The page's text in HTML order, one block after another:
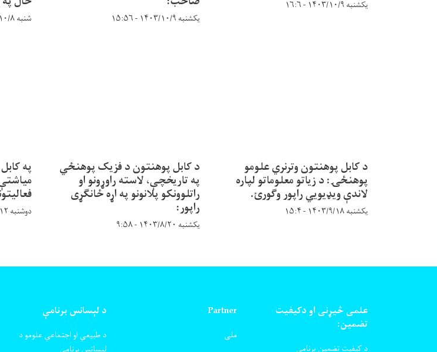
یکشنبه ۱۴۰۳/۱۰/۹ - ۱۶:۶
یکشنبه ۱۴۰۳/۱۰/۹ - ۱۵:۵۶ شنبه ۱۴۰۳/۱۰/۸ - ۹:۲۶
د کابل پوهنتون وترنري علومو
پوهنځۍ: د زیاتو معلوماتو لپاره
لاندې ویډیويي راپور وګورئ.
یکشنبه ۱۴۰۳/۹/۱۸ - ۱۵:۴
د کابل پوهنتون د فزیک پوهنځي
په تاریخچې، لاسته راوړونو او
راتلوونکو پلانونو په اړه ځانګړی
راپور:
یکشنبه ۱۴۰۳/۸/۲۰ - ۹:۵۸
په
دوشنبه ۱۴۰۳/۶/۱۲ - ۱۴:۴۳
علمی څیړنی او دکیفیت
تضمین:
د کیفیت تضمین برنامی
Partner
ملی
د لېسانس برنامې
د طبیعي او اجتماعي علومو د